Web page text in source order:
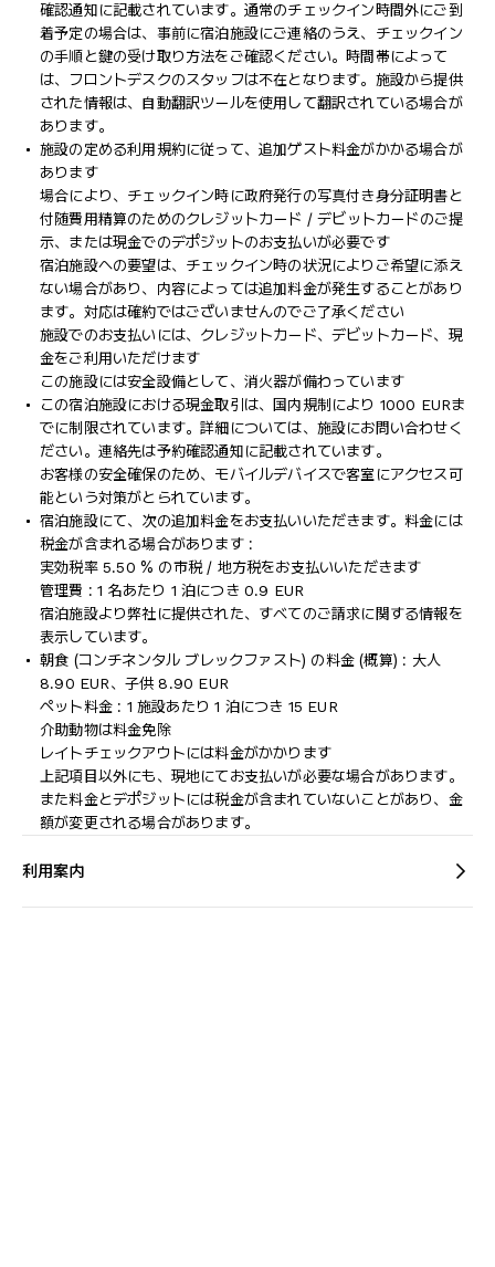
確認通知に記載されています。通常のチェックイン時間外にご到
着予定の場合は、事前に宿泊施設にご連絡のうえ、チェックイン
の手順と鍵の受け取り方法をご確認ください。時間帯によって
は、フロントデスクのスタッフは不在となります。施設から提供
された情報は、自動翻訳ツールを使用して翻訳されている場合が
あります。
施設の定める利用規約に従って、追加ゲスト料金がかかる場合が
あります
場合により、チェックイン時に政府発行の写真付き身分証明書と
付随費用精算のためのクレジットカード / デビットカードのご提
示、または現金でのデポジットのお支払いが必要です
宿泊施設への要望は、チェックイン時の状況によりご希望に添え
ない場合があり、内容によっては追加料金が発生することがあり
ます。対応は確約ではございませんのでご了承ください
施設でのお支払いには、クレジットカード、デビットカード、現
金をご利用いただけます
この施設には安全設備として、消火器が備わっています
この宿泊施設における現金取引は、国内規制により 1000 EURま
でに制限されています。詳細については、施設にお問い合わせく
ださい。連絡先は予約確認通知に記載されています。
お客様の安全確保のため、モバイルデバイスで客室にアクセス可
能という対策がとられています。
宿泊施設にて、次の追加料金をお支払いいただきます。料金には
税金が含まれる場合があります :
実効税率 5.50 % の市税 / 地方税をお支払いいただきます
管理費 : 1 名あたり 1 泊につき 0.9 EUR
宿泊施設より弊社に提供された、すべてのご請求に関する情報を
表示しています。
朝食 (コンチネンタル ブレックファスト) の料金 (概算) : 大人
8.90 EUR、子供 8.90 EUR
ペット料金 : 1 施設あたり 1 泊につき 15 EUR
介助動物は料金免除
レイトチェックアウトには料金がかかります
上記項目以外にも、現地にてお支払いが必要な場合があります。
また料金とデポジットには税金が含まれていないことがあり、金
額が変更される場合があります。
利用案内